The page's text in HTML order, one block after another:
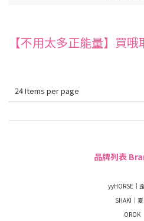
【不用太多正能量】買
24 Items per page
品牌列表
yyHORSE｜
SHAKI｜
OROK